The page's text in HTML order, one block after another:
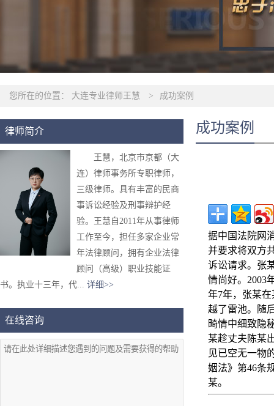
您所在的位置： 大连专业律师王慧 > 成功案例
律师简介
王慧，北京市京都（大
连）律师事务所专职律师，
三级律师。具有丰富的民商
事诉讼经验及刑事辩护经
验。王慧自2011年从事律师
工作至今，担任多家企业常
年法律顾问，拥有企业法律
顾问（高级）职业技能证
书。执业十三年，代... 详细>>
在线咨询
成功案例
据中国法院网
并要求将双方
诉讼请求。张
情尚好。2003
年7年，张某
越了雷池。随
畸情中细致隐
某趁丈夫陈某
见已空无一物
姻法》第46条
某。